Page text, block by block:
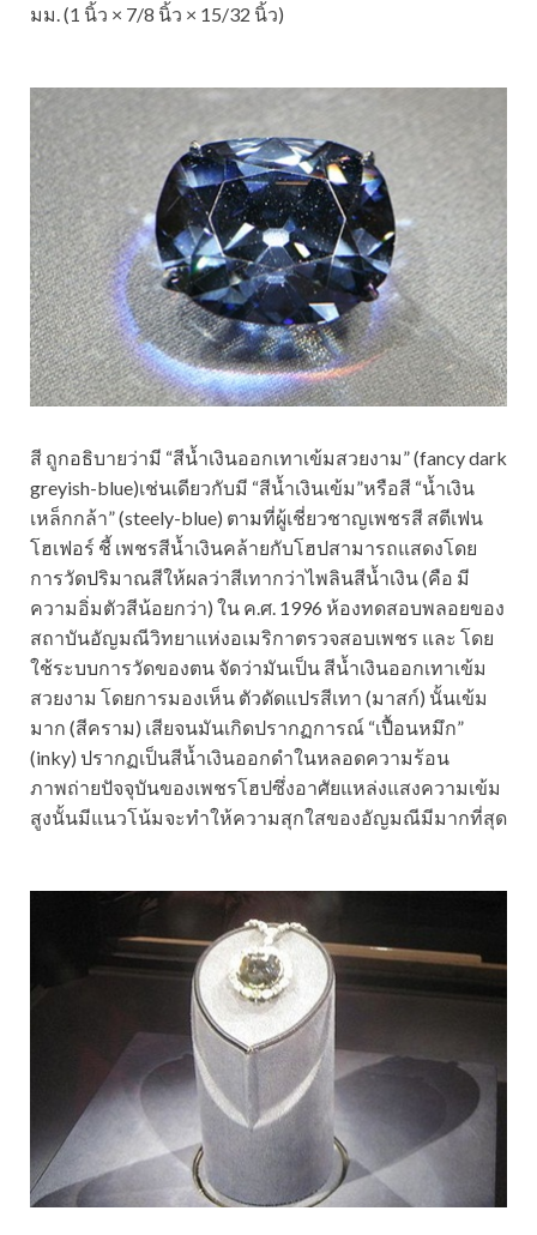
มม. (1 นิ้ว × 7/8 นิ้ว × 15/32 นิ้ว)
สี ถูกอธิบายว่ามี “สีน้ำเงินออกเทาเข้มสวยงาม” (fancy dark
greyish-blue)เช่นเดียวกับมี “สีน้ำเงินเข้ม”หรือสี “น้ำเงิน
เหล็กกล้า” (steely-blue) ตามที่ผู้เชี่ยวชาญเพชรสี สตีเฟน
โฮเฟอร์ ชี้ เพชรสีน้ำเงินคล้ายกับโฮปสามารถแสดงโดย
การวัดปริมาณสีให้ผลว่าสีเทากว่าไพลินสีน้ำเงิน (คือ มี
ความอิ่มตัวสีน้อยกว่า) ใน ค.ศ. 1996 ห้องทดสอบพลอยของ
สถาบันอัญมณีวิทยาแห่งอเมริกาตรวจสอบเพชร และ โดย
ใช้ระบบการวัดของตน จัดว่ามันเป็น สีน้ำเงินออกเทาเข้ม
สวยงาม โดยการมองเห็น ตัวดัดแปรสีเทา (มาสก์) นั้นเข้ม
มาก (สีคราม) เสียจนมันเกิดปรากฏการณ์ “เปื้อนหมึก”
(inky) ปรากฏเป็นสีน้ำเงินออกดำในหลอดความร้อน
ภาพถ่ายปัจจุบันของเพชรโฮปซึ่งอาศัยแหล่งแสงความเข้ม
สูงนั้นมีแนวโน้มจะทำให้ความสุกใสของอัญมณีมีมากที่สุด